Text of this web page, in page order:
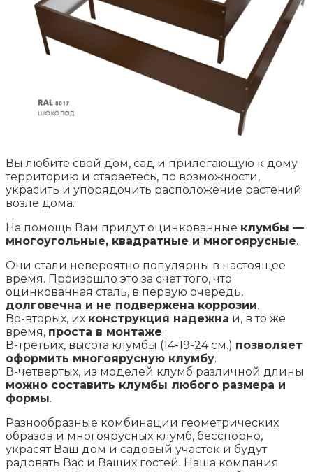
Вы любите свой дом, сад и прилегающую к дому
территорию и стараетесь, по возможности,
украсить и упорядочить расположение растений
возле дома.
На помощь Вам придут оцинкованные клумбы —
многоугольные, квадратные и многоярусные.
Они стали невероятно популярны в настоящее
время. Произошло это за счет того, что
оцинкованная сталь, в первую очередь,
долговечна и не подвержена коррозии.
Во-вторых, их конструкция надежна и, в то же
время, проста в монтаже.
В-третьих, высота клумбы (14-19-24 см.) позволяет
оформить многоярусную клумбу.
В-четвертых, из моделей клумб различной длины
можно составить клумбы любого размера и
формы.
Разнообразные комбинации геометрических
образов и многоярусных клумб, бесспорно,
украсят Ваш дом и садовый участок и будут
радовать Вас и Ваших гостей. Наша компания